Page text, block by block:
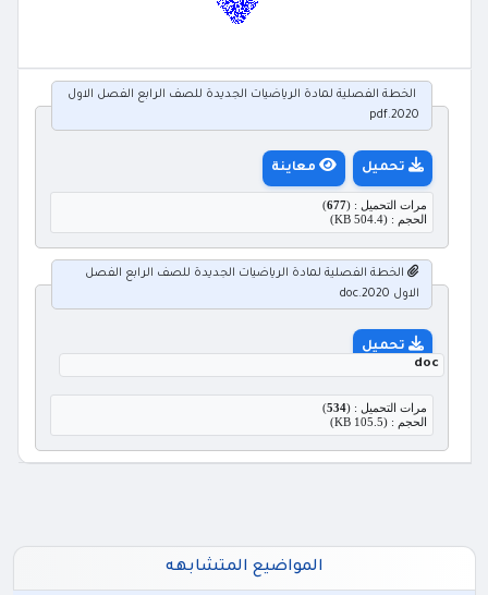
الخطة الفصلية لمادة الرياضيات الجديدة للصف الرابع الفصل الاول
2020.pdf
تحميل معاينة
مرات التحميل : (677
)
الحجم : (504.4 KB)
الخطة الفصلية لمادة الرياضيات الجديدة للصف الرابع الفصل
الاول 2020.doc
تحميل
doc
مرات التحميل : (534
)
الحجم : (105.5 KB)
المواضيع المتشابهه